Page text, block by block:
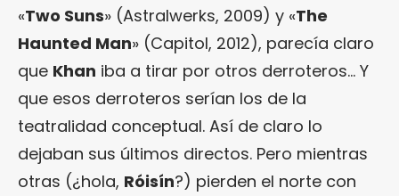
«Two Suns» (Astralwerks, 2009) y «The
Haunted Man» (Capitol, 2012), parecía claro
que Khan iba a tirar por otros derroteros… Y
que esos derroteros serían los de la
teatralidad conceptual. Así de claro lo
dejaban sus últimos directos. Pero mientras
otras (¿hola, Róisín?) pierden el norte con